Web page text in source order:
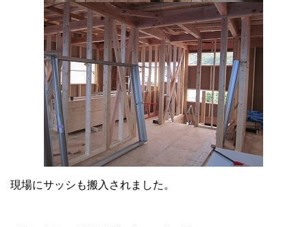
現場にサッシも搬入されました。